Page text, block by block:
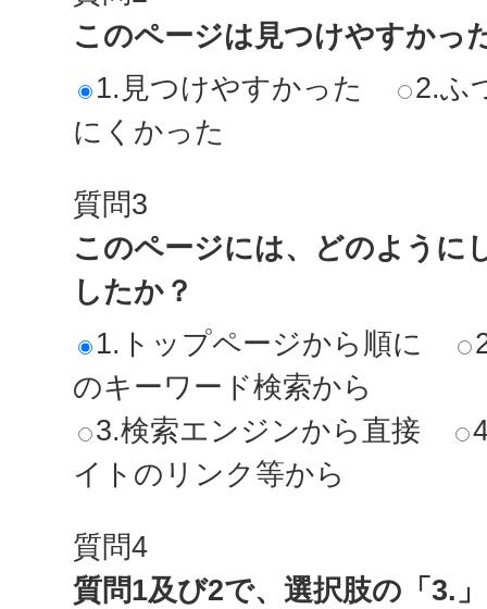
このページは見つけやすかっ
1.見つけやすかった
2.ふ
にくかった
質問3
このページには、どのように
したか？
1.トップページから順に
のキーワード検索から
3.検索エンジンから直接
イトのリンク等から
質問4
質問1及び2で、選択肢の「3.